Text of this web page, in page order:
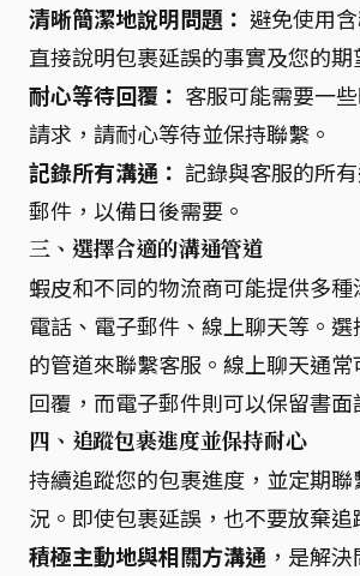
清晰簡潔地說明問題： 避免使用
直接說明包裹延誤的事實及您的期
耐心等待回覆： 客服可能需要一
請求，請耐心等待並保持聯繫。
記錄所有溝通： 記錄與客服的所
郵件，以備日後需要。
三、選擇合適的溝通管道
蝦皮和不同的物流商可能提供多
電話、電子郵件、線上聊天等。
的管道來聯繫客服。線上聊天通
回覆，而電子郵件則可以保留書面
四、追蹤包裹進度並保持耐心
持續追蹤您的包裹進度，並定期
況。即使包裹延誤，也不要放棄追
積極主動地與相關方溝通 ，是解